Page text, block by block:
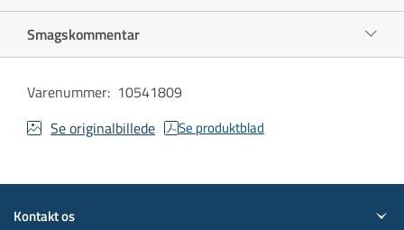
Smagskommentar
Varenummer: 10541809
Se originalbillede
Se produktblad
Kontakt os